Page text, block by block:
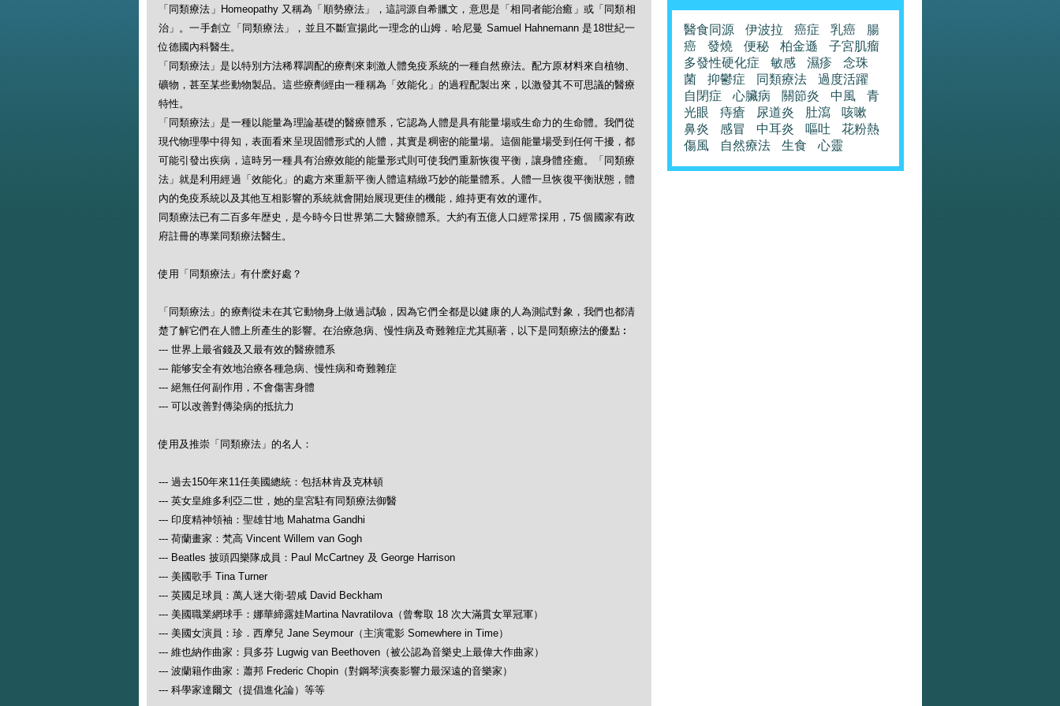
「同類療法」Homeopathy 又稱為「順勢療法」，這詞源自希臘文，意思是「相同者能治癒」或「同類相
治」。一手創立「同類療法」，並且不斷宣揚此一理念的山姆．哈尼曼 Samuel Hahnemann 是18世紀一
位德國內科醫生。
「同類療法」是以特別方法稀釋調配的療劑來刺激人體免疫系統的一種自然療法。配方原材料來自植物、
礦物，甚至某些動物製品。這些療劑經由一種稱為「效能化」的過程配製出來，以激發其不可思議的醫療
特性。
「同類療法」是一種以能量為理論基礎的醫療體系，它認為人體是具有能量場或生命力的生命體。我們從
現代物理學中得知，表面看來呈現固體形式的人體，其實是稠密的能量場。這個能量場受到任何干擾，都
可能引發出疾病，這時另一種具有治療效能的能量形式則可使我們重新恢復平衡，讓身體痊癒。「同類療
法」就是利用經過「效能化」的處方來重新平衡人體這精緻巧妙的能量體系。人體一旦恢復平衡狀態，體
內的免疫系統以及其他互相影響的系統就會開始展現更佳的機能，維持更有效的運作。
同類療法已有二百多年歴史，是今時今日世界第二大醫療體系。大約有五億人口經常採用，75 個國家有政
府註冊的專業同類療法醫生。
使用「同類療法」有什麽好處？
「同類療法」的療劑從未在其它動物身上做過試驗，因為它們全都是以健康的人為測試對象，我們也都清
楚了解它們在人體上所產生的影響。在治療急病、慢性病及奇難雜症尤其顯著，以下是同類療法的優點︰
--- 世界上最省錢及又最有效的醫療體系
--- 能够安全有效地治療各種急病、慢性病和奇難雜症
--- 絕無任何副作用，不會傷害身體
--- 可以改善對傳染病的抵抗力
使用及推崇「同類療法」的名人：
--- 過去150年來11任美國總統：包括林肯及克林頓
--- 英女皇維多利亞二世，她的皇宮駐有同類療法御醫
--- 印度精神領袖：聖雄甘地 Mahatma Gandhi
--- 荷蘭畫家：梵高 Vincent Willem van Gogh
--- Beatles 披頭四樂隊成員：Paul McCartney 及 George Harrison
--- 美國歌手 Tina Turner
--- 英國足球員：萬人迷大衛‧碧咸 David Beckham
--- 美國職業網球手：娜華締露娃Martina Navratilova（曾奪取 18 次大滿貫女單冠軍）
--- 美國女演員：珍．西摩兒 Jane Seymour（主演電影 Somewhere in Time）
--- 維也納作曲家：貝多芬 Lugwig van Beethoven（被公認為音樂史上最偉大作曲家）
--- 波蘭籍作曲家：蕭邦 Frederic Chopin（對鋼琴演奏影響力最深遠的音樂家）
--- 科學家達爾文（提倡進化論）等等
醫食同源 伊波拉 癌症 乳癌
腸
癌
發燒 便秘 柏金遜
子宮肌瘤
多發性硬化症
敏感 濕疹
念珠
菌
抑鬱症 同類療法
過度活躍
自閉症
心臟病 關節炎 中風
青
光眼
痔瘡 尿道炎 肚瀉
咳嗽
鼻炎
感冒 中耳炎 嘔吐
花粉熱
傷風
自然療法 生食 心靈